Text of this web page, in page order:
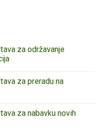
za održavanje
za preradu na
za nabavku novih